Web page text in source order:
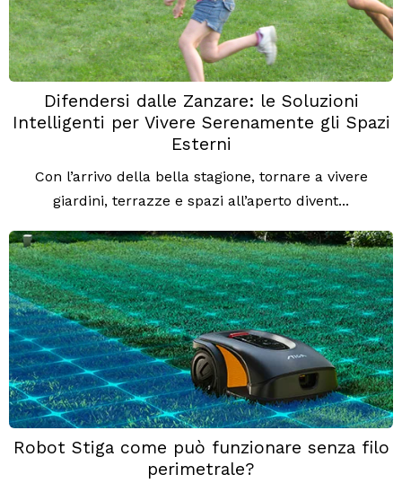
Difendersi dalle Zanzare: le Soluzioni
Intelligenti per Vivere Serenamente gli Spazi
Esterni
Con l’arrivo della bella stagione, tornare a vivere
giardini, terrazze e spazi all’aperto divent...
Robot Stiga come può funzionare senza filo
perimetrale?